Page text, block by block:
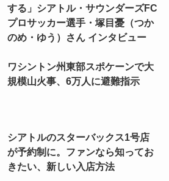
する」シアトル・サウンダーズFC
プロサッカー選手・塚目憂（つか
のめ・ゆう）さん インタビュー
ワシントン州東部スポケーンで大
規模山火事、6万人に避難指示
シアトルのスターバックス1号店
が予約制に。ファンなら知ってお
きたい、新しい入店方法